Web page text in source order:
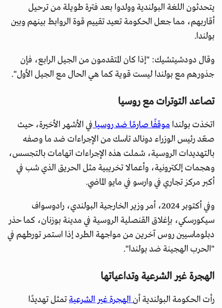
يتحدثون اللغة البولندية وولدوا بعد فترة طويلة من ترحيل
أقاربهم، مما جعل الحكومة تعيد تقييم قوة الروابط بينهم وبين
بولندا.
وقال دودشيتشيك: "إذا كان المتقدمون من الجيل الرابع، فإن
جذورهم مع بولندا ليست قوية كما هي الحال مع الجيل الأول".
تصاعد التوترات مع روسيا
اتخذت بولندا موقفًا صارمًا ضد روسيافي الأشهر الأخيرة، حيث
صعّد رئيس الوزراء دونالد تاسك من الإجراءات ضد ما وصفه
بالتهديدات الروسية، شملت هذه الإجراءات اتهامات بالتجسس،
وهجمات إلكترونية، وأعمالا تخريبية مثل الحريق الذي شب في
أكبر مركز تجاري في وارسو في مايو الماضي.
وفي أكتوبر 2024، أمر وزير الخارجية البولندي، رادوسواف
سيكورسكي، بإغلاق القنصلية الروسية في مدينة بوزنان، كما حذر
دبلوماسيين روس آخرين من مواجهة الطرد إذا استمر تورطهم في
"الحرب الهجينة ضد بولندا".
الهجرة غير الشرعية وتداعياتها
رأت الحكومة البولندية أنالهجرة غير الشرعيةتمثل تهديدًا